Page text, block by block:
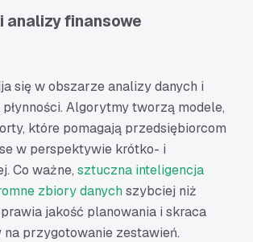
analizy finansowe
się w obszarze analizy danych i
Algorytmy tworzą modele,
które pomagają przedsiębiorcom
w perspektywie krótko- i
Co ważne, sztuczna inteligencja
zbiory danychszybciej niż
jakość planowania i skraca
przygotowanie zestawień.